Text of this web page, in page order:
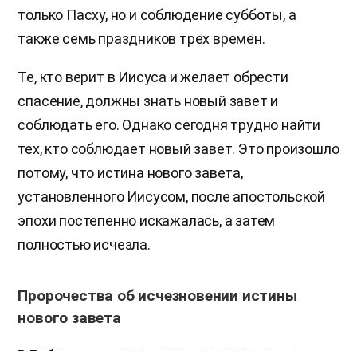
только Пасху, но и соблюдение субботы, а
также семь праздников трёх времён.
Те, кто верит в Иисуса и желает обрести
спасение, должны знать новый завет и
соблюдать его. Однако сегодня трудно найти
тех, кто соблюдает новый завет. Это произошло
потому, что истина нового завета,
установленного Иисусом, после апостольской
эпохи постепенно искажалась, а затем
полностью исчезла.
Пророчества об исчезновении истины
нового завета